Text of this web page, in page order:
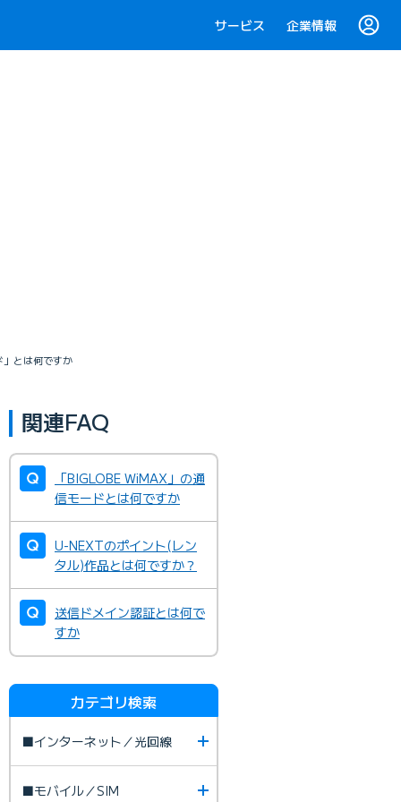
サービス 企業情報
」とは何ですか
関連FAQ
「BIGLOBE WiMAX」の通
信モードとは何ですか
U-NEXTのポイント(レン
タル)作品とは何ですか？
送信ドメイン認証とは何で
すか
カテゴリ検索
■インターネット／光回線
■モバイル／SIM